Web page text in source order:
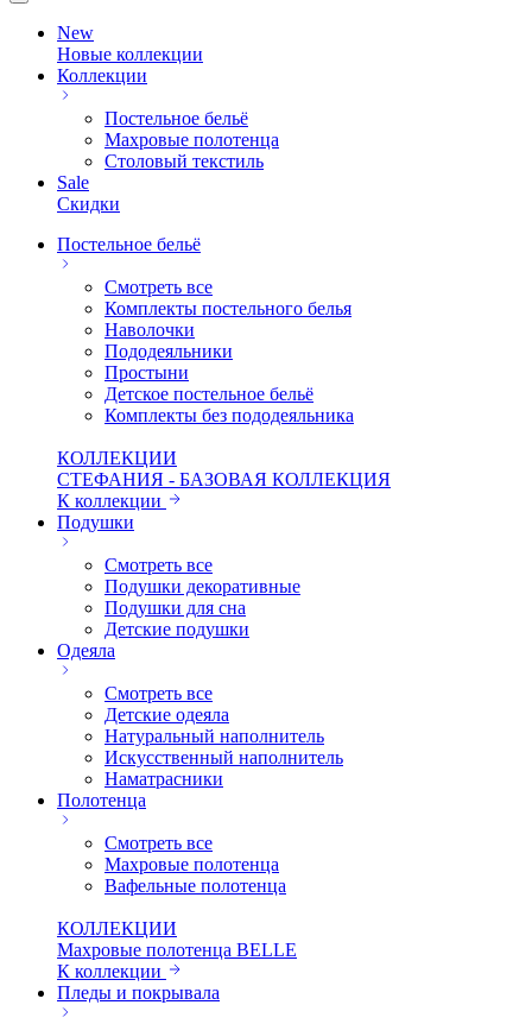
New
Новые коллекции
Коллекции
Постельное бельё
Махровые полотенца
Столовый текстиль
Sale
Скидки
Постельное бельё
Смотреть все
Комплекты постельного белья
Наволочки
Пододеяльники
Простыни
Детское постельное бельё
Комплекты без пододеяльника
КОЛЛЕКЦИИ
СТЕФАНИЯ - БАЗОВАЯ КОЛЛЕКЦИЯ
К коллекции
Подушки
Смотреть все
Подушки декоративные
Подушки для сна
Детские подушки
Одеяла
Смотреть все
Детские одеяла
Натуральный наполнитель
Искуcственный наполнитель
Наматрасники
Полотенца
Смотреть все
Махровые полотенца
Вафельные полотенца
КОЛЛЕКЦИИ
Махровые полотенца BELLE
К коллекции
Пледы и покрывала